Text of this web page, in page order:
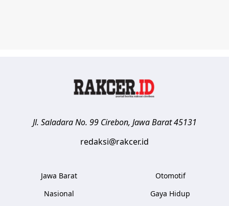
Jl. Saladara No. 99 Cirebon, Jawa Barat 45131
redaksi@rakcer.id
Jawa Barat
Nasional
Otomotif
Gaya Hidup